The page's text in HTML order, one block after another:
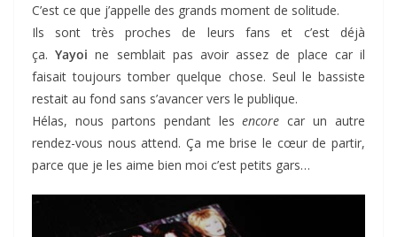
C’est ce que j’appelle des grands moment de solitude.
Ils sont très proches de leurs fans et c’est déjà
ça. Yayoi ne semblait pas avoir assez de place car il
faisait toujours tomber quelque chose. Seul le bassiste
restait au fond sans s’avancer vers le publique.
Hélas, nous partons pendant lesencore car un autre
rendez-vous nous attend. Ça me brise le cœur de partir,
parce que je les aime bien moi c’est petits gars…